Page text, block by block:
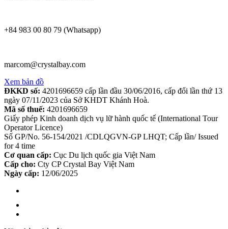
+84 983 00 80 79 (Whatsapp)
marcom@crystalbay.com
Xem bản đồ
ĐKKD số: 4201696659 cấp lần đầu 30/06/2016, cấp đổi lần thứ 13
ngày 07/11/2023 của Sở KHDT Khánh Hoà.
Mã số thuế: 4201696659
Giấy phép Kinh doanh dịch vụ lữ hành quốc tế (International Tour
Operator Licence)
Số GP/No. 56-154/2021 /CDLQGVN-GP LHQT; Cấp lần/ Issued
for 4 time
Cơ quan cấp: Cục Du lịch quốc gia Việt Nam
Cấp cho: Cty CP Crystal Bay Việt Nam
Ngày cấp: 12/06/2025